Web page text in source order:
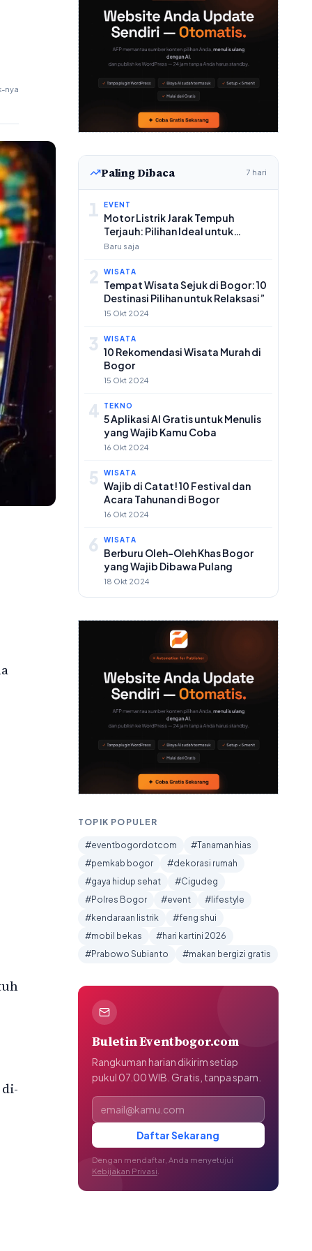
nya
Paling Dibaca 7 hari
1 EVENT
Motor Listrik Jarak Tempuh
Terjauh: Pilihan Ideal untuk
Perjalanan Jauh
Baru saja
2 WISATA
Tempat Wisata Sejuk di Bogor: 10
Destinasi Pilihan untuk Relaksasi”
15 Okt 2024
3 WISATA
10 Rekomendasi Wisata Murah di
Bogor
15 Okt 2024
4 TEKNO
5 Aplikasi AI Gratis untuk Menulis
yang Wajib Kamu Coba
16 Okt 2024
5 WISATA
Wajib di Catat! 10 Festival dan
Acara Tahunan di Bogor
16 Okt 2024
6 WISATA
Berburu Oleh-Oleh Khas Bogor
yang Wajib Dibawa Pulang
18 Okt 2024
TOPIK POPULER
#eventbogordotcom
#Tanaman hias
#pemkab bogor
#dekorasi rumah
#gaya hidup sehat
#Cigudeg
#Polres Bogor
#event
#lifestyle
#kendaraan listrik
#feng shui
#mobil bekas
#hari kartini 2026
#Prabowo Subianto
#makan bergizi gratis
Buletin Eventbogor.com
Rangkuman harian dikirim setiap
pukul 07.00 WIB. Gratis, tanpa spam.
Alamat email
Daftar Sekarang
Dengan mendaftar, Anda menyetujui
Kebijakan Privasi